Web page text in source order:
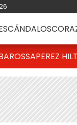
PEREZ